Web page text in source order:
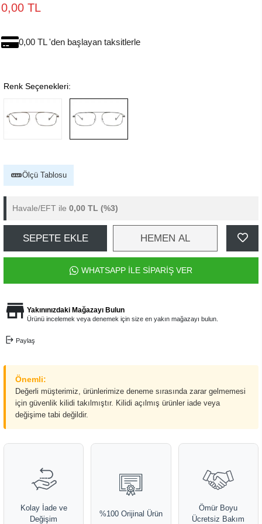
0,00 TL
0,00 TL 'den başlayan taksitlerle
Renk Seçenekleri:
Ölçü Tablosu
Havale/EFT ile 0,00 TL (%3)
SEPETE EKLE HEMEN AL
WHATSAPP İLE SİPARİŞ VER
Yakınınızdaki Mağazayı Bulun
Ürünü incelemek veya denemek için size en yakın mağazayı bulun.
Paylaş
Önemli:
Değerli müşterimiz, ürünlerimize deneme sırasında zarar gelmemesi
için güvenlik kilidi takılmıştır. Kilidi açılmış ürünler iade veya
değişime tabi değildir.
Kolay İade ve
Değişim
%100 Orijinal Ürün
Ömür Boyu
Ücretsiz Bakım